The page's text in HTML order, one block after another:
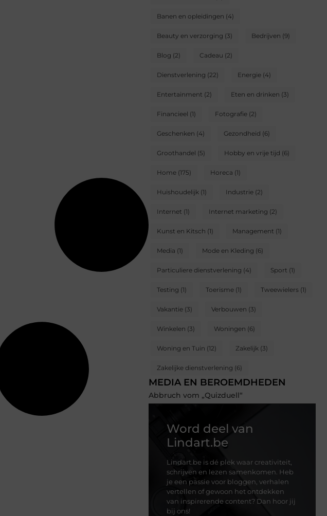
Banen en opleidingen (4)
Beauty en verzorging (3) Bedrijven (9)
Blog (2) Cadeau (2)
Dienstverlening (22) Energie (4)
Entertainment (2) Eten en drinken (3)
Financieel (1) Fotografie (2)
Geschenken (4) Gezondheid (6)
Groothandel (5) Hobby en vrije tijd (6)
Home (175) Horeca (1)
Huishoudelijk (1) Industrie (2)
Internet (1) Internet marketing (2)
Kunst en Kitsch (1) Management (1)
Media (1) Mode en Kleding (6)
Particuliere dienstverlening (4) Sport (1)
Testing (1) Toerisme (1) Tweewielers (1)
Vakantie (3) Verbouwen (3)
Winkelen (3) Woningen (6)
Woning en Tuin (12) Zakelijk (3)
Zakelijke dienstverlening (6)
MEDIA EN BEROEMDHEDEN
Abbruch vom „Quizduell“
Word deel van
Lindart.be
Lindart.be is dé plek waar creativiteit,
schrijven en lezen samenkomen. Heb
je een passie voor bloggen, verhalen
vertellen of gewoon het ontdekken
van inspirerende content? Dan hoor jij
bij ons!